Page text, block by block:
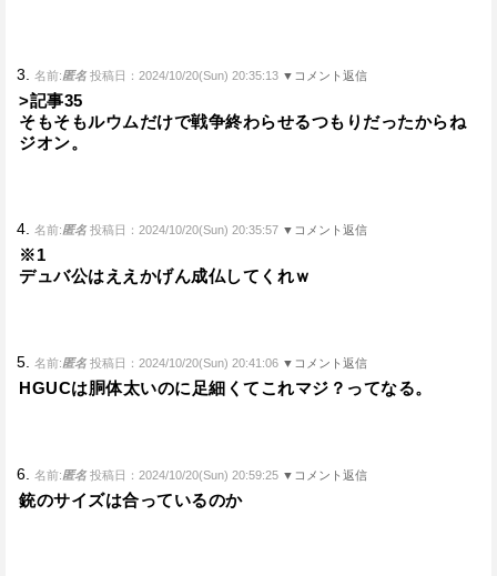
3. 名前:匿名 投稿日：2024/10/20(Sun) 20:35:13 ▼コメント返信
>記事35
そもそもルウムだけで戦争終わらせるつもりだったからね
ジオン。
4. 名前:匿名 投稿日：2024/10/20(Sun) 20:35:57 ▼コメント返信
※1
デュバ公はええかげん成仏してくれｗ
5. 名前:匿名 投稿日：2024/10/20(Sun) 20:41:06 ▼コメント返信
HGUCは胴体太いのに足細くてこれマジ？ってなる。
6. 名前:匿名 投稿日：2024/10/20(Sun) 20:59:25 ▼コメント返信
銃のサイズは合っているのか